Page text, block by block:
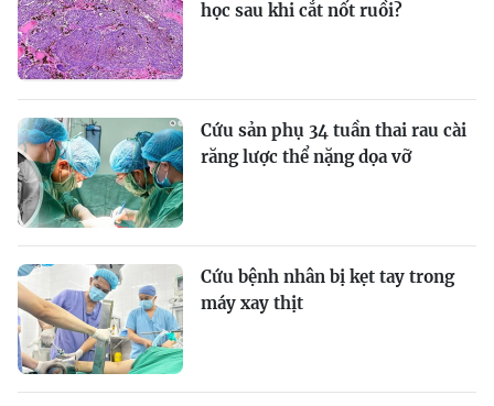
học sau khi cắt nốt ruồi?
Cứu sản phụ 34 tuần thai rau cài
răng lược thể nặng dọa vỡ
Cứu bệnh nhân bị kẹt tay trong
máy xay thịt